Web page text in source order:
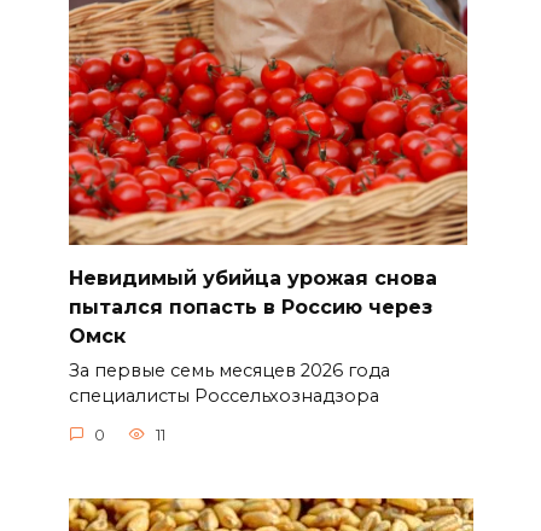
Невидимый убийца урожая снова
пытался попасть в Россию через
Омск
За первые семь месяцев 2026 года
специалисты Россельхознадзора
0 11